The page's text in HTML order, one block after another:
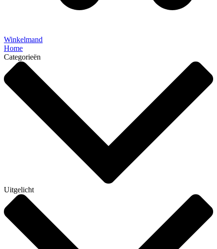
Winkelmand
Home
Categorieën
Uitgelicht